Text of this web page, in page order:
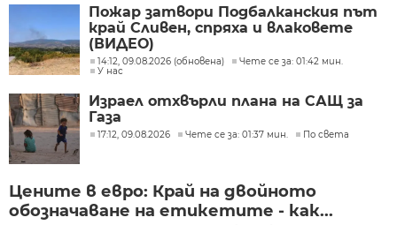
Пожар затвори Подбалканския път
край Сливен, спряха и влаковете
(ВИДЕО)
14:12, 09.08.2026 (обновена)
Чете се за: 01:42 мин.
У нас
Израел отхвърли плана на САЩ за
Газа
17:12, 09.08.2026 Чете се за: 01:37 мин. По света
Цените в евро: Край на двойното
обозначаване на етикетите - как...